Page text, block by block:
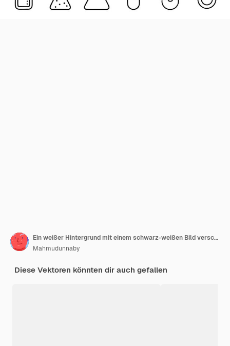
Ein weißer Hintergrund mit einem schwarz-weißen Bild verschiedener wissenschaftlicher Objekte
Mahmudunnaby
Diese Vektoren könnten dir auch gefallen